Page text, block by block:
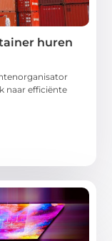
huren
naar efficiënte